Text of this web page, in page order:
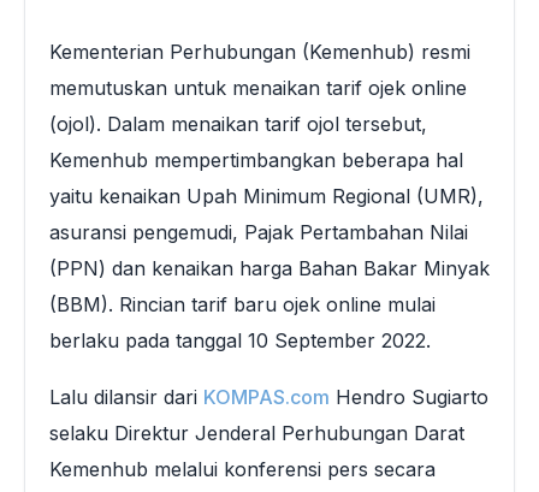
Kementerian Perhubungan (Kemenhub) resmi
memutuskan untuk menaikan tarif ojek online
(ojol). Dalam menaikan tarif ojol tersebut,
Kemenhub mempertimbangkan beberapa hal
yaitu kenaikan Upah Minimum Regional (UMR),
asuransi pengemudi, Pajak Pertambahan Nilai
(PPN) dan kenaikan harga Bahan Bakar Minyak
(BBM). Rincian tarif baru ojek online mulai
berlaku pada tanggal 10 September 2022.
Lalu dilansir dari KOMPAS.com Hendro Sugiarto
selaku Direktur Jenderal Perhubungan Darat
Kemenhub melalui konferensi pers secara